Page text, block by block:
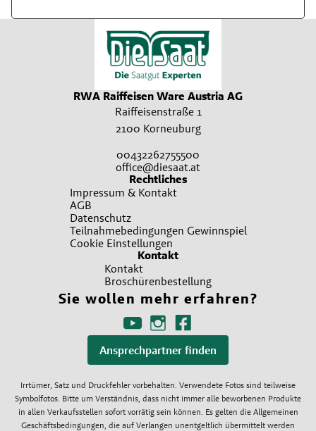
RWA Raiffeisen Ware Austria AG
Raiffeisenstraße 1
2100 Korneuburg
00432262755500
office@diesaat.at
Rechtliches
Impressum & Kontakt
AGB
Datenschutz
Teilnahmebedingungen Gewinnspiel
Cookie Einstellungen
Kontakt
Kontakt
Broschürenbestellung
Sie wollen mehr erfahren?
Ansprechpartner finden
Irrtümer, Satz und Druckfehler vorbehalten. Verwendete Fotos sind teilweise
Symbolfotos. Bitte um Verständnis, dass nicht immer alle beworbenen Produkte
in allen Verkaufsstellen sofort vorrätig sein können. Es gelten die Allgemeinen
Geschäftsbedingungen, die auf Verlangen unentgeltlich übermittelt werden